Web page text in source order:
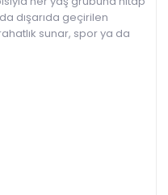
dışarıda geçirilen
sunar, spor ya da